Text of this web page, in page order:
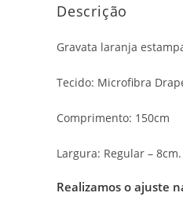
Descrição
Gravata laranja
Tecido: Microfibra
Comprimento: 150cm
Largura: Regular – 8cm.
Realizamos o ajuste